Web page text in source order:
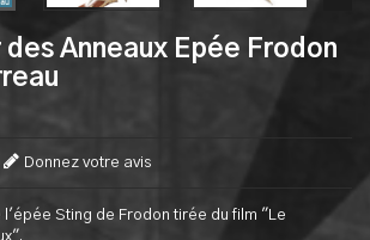
des Anneaux Epée Frodon
Donnez votre avis
Sting de Frodon tirée du film "Le